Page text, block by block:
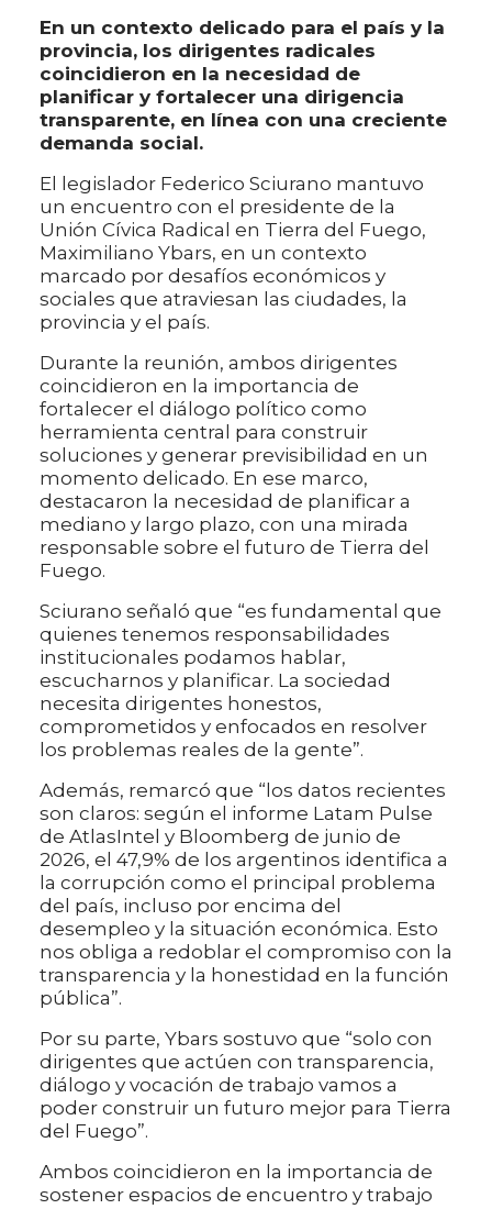
En un contexto delicado para el país y la
provincia, los dirigentes radicales
coincidieron en la necesidad de
planificar y fortalecer una dirigencia
transparente, en línea con una creciente
demanda social.
El legislador Federico Sciurano mantuvo
un encuentro con el presidente de la
Unión Cívica Radical en Tierra del Fuego,
Maximiliano Ybars, en un contexto
marcado por desafíos económicos y
sociales que atraviesan las ciudades, la
provincia y el país.
Durante la reunión, ambos dirigentes
coincidieron en la importancia de
fortalecer el diálogo político como
herramienta central para construir
soluciones y generar previsibilidad en un
momento delicado. En ese marco,
destacaron la necesidad de planificar a
mediano y largo plazo, con una mirada
responsable sobre el futuro de Tierra del
Fuego.
Sciurano señaló que “es fundamental que
quienes tenemos responsabilidades
institucionales podamos hablar,
escucharnos y planificar. La sociedad
necesita dirigentes honestos,
comprometidos y enfocados en resolver
los problemas reales de la gente”.
Además, remarcó que “los datos recientes
son claros: según el informe Latam Pulse
de AtlasIntel y Bloomberg de junio de
2026, el 47,9% de los argentinos identifica a
la corrupción como el principal problema
del país, incluso por encima del
desempleo y la situación económica. Esto
nos obliga a redoblar el compromiso con la
transparencia y la honestidad en la función
pública”.
Por su parte, Ybars sostuvo que “solo con
dirigentes que actúen con transparencia,
diálogo y vocación de trabajo vamos a
poder construir un futuro mejor para Tierra
del Fuego”.
Ambos coincidieron en la importancia de
sostener espacios de encuentro y trabajo